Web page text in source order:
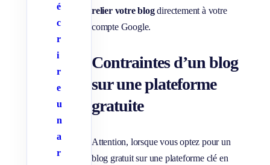
é
c
r
i
r
e
u
n
a
r
relier votre blogdirectement à votre
compte Google.
Contraintes d’un blog
sur une plateforme
gratuite
Attention, lorsque vous optez pour un
blog gratuit sur une plateforme clé en